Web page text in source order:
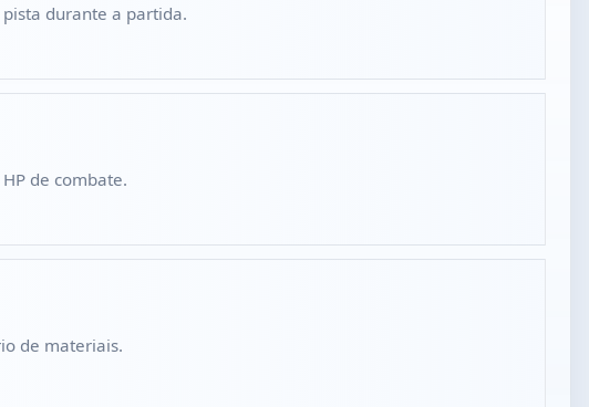
pista durante a partida.
de combate.
de materiais.